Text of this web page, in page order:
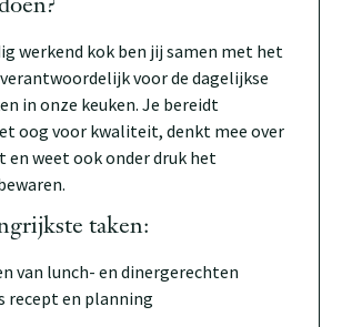
werkend kok ben jij samen met het
voor de dagelijkse
in onze keuken. Je bereidt
oog voor kwaliteit, denkt mee over
en weet ook onder druk het
taken:
van lunch- en dinergerechten
recept en planning